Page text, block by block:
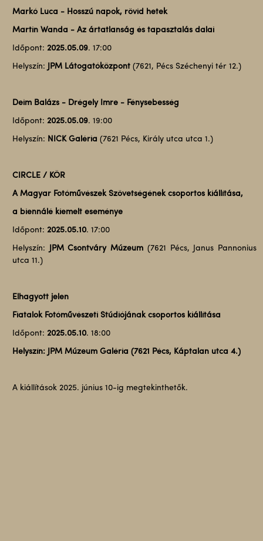
Markó Luca - Hosszú napok, rövid hetek
Martin Wanda - Az ártatlanság és tapasztalás dalai
Időpont: 2025.05.09. 17:00
Helyszín: JPM Látogatóközpont (7621, Pécs Széchenyi tér 12.)
Deim Balázs - Drégely Imre - Fénysebesség
Időpont: 2025.05.09. 19:00
Helyszín: NICK Galéria (7621 Pécs, Király utca utca 1.)
CIRCLE / KÖR
A Magyar Fotóművészek Szövetségének csoportos kiállítása,
a biennálé kiemelt eseménye
Időpont: 2025.05.10. 17:00
Helyszín: JPM Csontváry Múzeum (7621 Pécs, Janus Pannonius
utca 11.)
Elhagyott jelen
Fiatalok Fotóművészeti Stúdiójának csoportos kiállítása
Időpont: 2025.05.10. 18:00
Helyszín: JPM Múzeum Galéria (7621 Pécs, Káptalan utca 4.)
A kiállítások 2025. június 10-ig megtekinthetők.